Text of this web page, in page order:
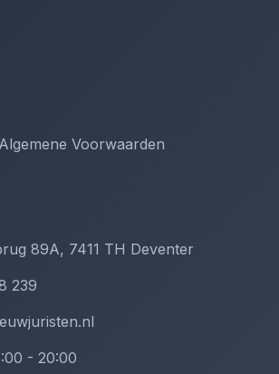
Voorwaarden
89A, 7411 TH Deventer
239
- 20:00